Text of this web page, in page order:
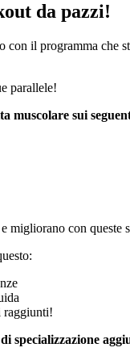
da pazzi!
con il programma che
parallele!
muscolare sui
migliorano con
raggiunti!
specializzazione